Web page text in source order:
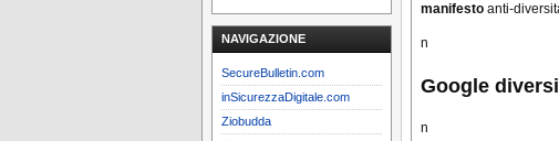
NAVIGAZIONE
SecureBulletin.com
inSicurezzaDigitale.com
Ziobudda
manifesto anti-
n
Google
n